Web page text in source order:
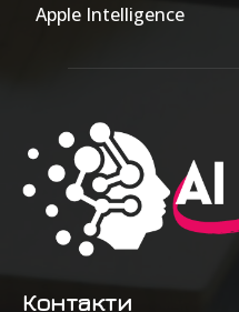
Apple Intelligence
Контакти